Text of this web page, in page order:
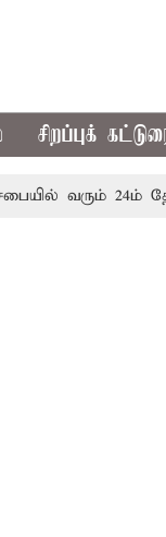
சிறப்புக்
வரும் 24ம்